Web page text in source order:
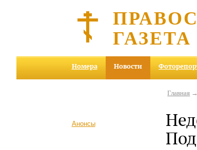
ГАЗЕТА
Номера Новости
Анонсы
Главная